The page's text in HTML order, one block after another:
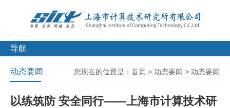
导航
您现在的位置是： 首页 > 动态要闻 > 动态要闻
动态要闻
以练筑防 安全同行——上海市计算技术研